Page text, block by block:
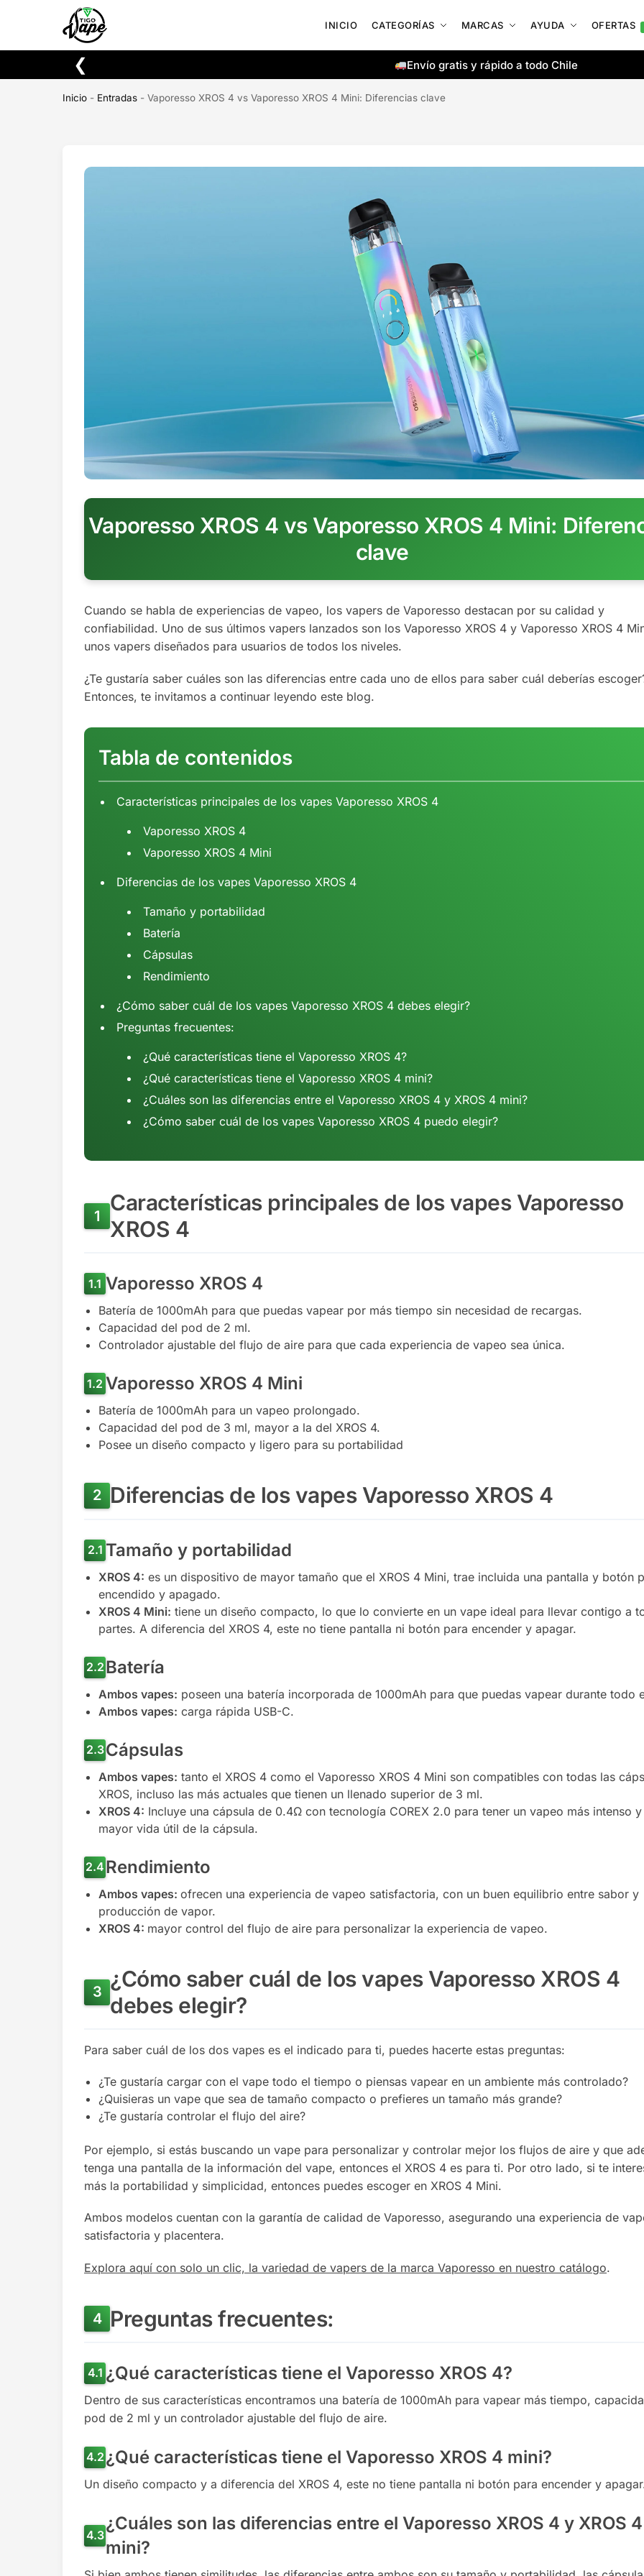
INICIO CATEGORÍAS MARCAS AYUDA OFERTAS
Buscar
❮ Envío gratis y rápido a todo Chile
Inicio - Entradas - Vaporesso XROS 4 vs Vaporesso XROS 4 Mini: Diferencias clave
Vaporesso XROS 4 vs Vaporesso XROS 4 Mini:
clave
Cuando se habla de experiencias de vapeo, los vapers de Vaporesso destacan por su calidad y
confiabilidad. Uno de sus últimos vapers lanzados son los Vaporesso XROS 4 y Vaporesso XROS 4
unos vapers diseñados para usuarios de todos los niveles.
¿Te gustaría saber cuáles son las diferencias entre cada uno de ellos para saber cuál deberías
Entonces, te invitamos a continuar leyendo este blog.
Tabla de contenidos
Características principales de los vapes Vaporesso XROS 4
Vaporesso XROS 4
Vaporesso XROS 4 Mini
Diferencias de los vapes Vaporesso XROS 4
Tamaño y portabilidad
Batería
Cápsulas
Rendimiento
¿Cómo saber cuál de los vapes Vaporesso XROS 4 debes elegir?
Preguntas frecuentes:
¿Qué características tiene el Vaporesso XROS 4?
¿Qué características tiene el Vaporesso XROS 4 mini?
¿Cuáles son las diferencias entre el Vaporesso XROS 4 y XROS 4 mini?
¿Cómo saber cuál de los vapes Vaporesso XROS 4 puedo elegir?
Características principales de los vapes Vaporesso
XROS 4
Vaporesso XROS 4
Batería de 1000mAh para que puedas vapear por más tiempo sin necesidad de recargas.
Capacidad del pod de 2 ml.
Controlador ajustable del flujo de aire para que cada experiencia de vapeo sea única.
Vaporesso XROS 4 Mini
Batería de 1000mAh para un vapeo prolongado.
Capacidad del pod de 3 ml, mayor a la del XROS 4.
Posee un diseño compacto y ligero para su portabilidad
Diferencias de los vapes Vaporesso XROS 4
Tamaño y portabilidad
XROS 4: es un dispositivo de mayor tamaño que el XROS 4 Mini, trae incluida una pantalla y botón
encendido y apagado.
XROS 4 Mini: tiene un diseño compacto, lo que lo convierte en un vape ideal para llevar contigo a
partes. A diferencia del XROS 4, este no tiene pantalla ni botón para encender y apagar.
Batería
Ambos vapes: poseen una batería incorporada de 1000mAh para que puedas vapear durante todo
Ambos vapes: carga rápida USB-C.
Cápsulas
Ambos vapes: tanto el XROS 4 como el Vaporesso XROS 4 Mini son compatibles con todas las
XROS, incluso las más actuales que tienen un llenado superior de 3 ml.
XROS 4: Incluye una cápsula de 0.4Ω con tecnología COREX 2.0 para tener un vapeo más intenso y
mayor vida útil de la cápsula.
Rendimiento
Ambos vapes: ofrecen una experiencia de vapeo satisfactoria, con un buen equilibrio entre sabor y
producción de vapor.
XROS 4: mayor control del flujo de aire para personalizar la experiencia de vapeo.
¿Cómo saber cuál de los vapes Vaporesso XROS 4
debes elegir?
Para saber cuál de los dos vapes es el indicado para ti, puedes hacerte estas preguntas:
¿Te gustaría cargar con el vape todo el tiempo o piensas vapear en un ambiente más controlado?
¿Quisieras un vape que sea de tamaño compacto o prefieres un tamaño más grande?
¿Te gustaría controlar el flujo del aire?
Por ejemplo, si estás buscando un vape para personalizar y controlar mejor los flujos de aire y que
tenga una pantalla de la información del vape, entonces el XROS 4 es para ti. Por otro lado, si te
más la portabilidad y simplicidad, entonces puedes escoger en XROS 4 Mini.
Ambos modelos cuentan con la garantía de calidad de Vaporesso, asegurando una experiencia de
satisfactoria y placentera.
Explora aquí con solo un clic, la variedad de vapers de la marca Vaporesso en nuestro catálogo.
Preguntas frecuentes:
¿Qué características tiene el Vaporesso XROS 4?
Dentro de sus características encontramos una batería de 1000mAh para vapear más tiempo,
pod de 2 ml y un controlador ajustable del flujo de aire.
¿Qué características tiene el Vaporesso XROS 4 mini?
Un diseño compacto y a diferencia del XROS 4, este no tiene pantalla ni botón para encender y
¿Cuáles son las diferencias entre el Vaporesso XROS 4 y XROS 4
mini?